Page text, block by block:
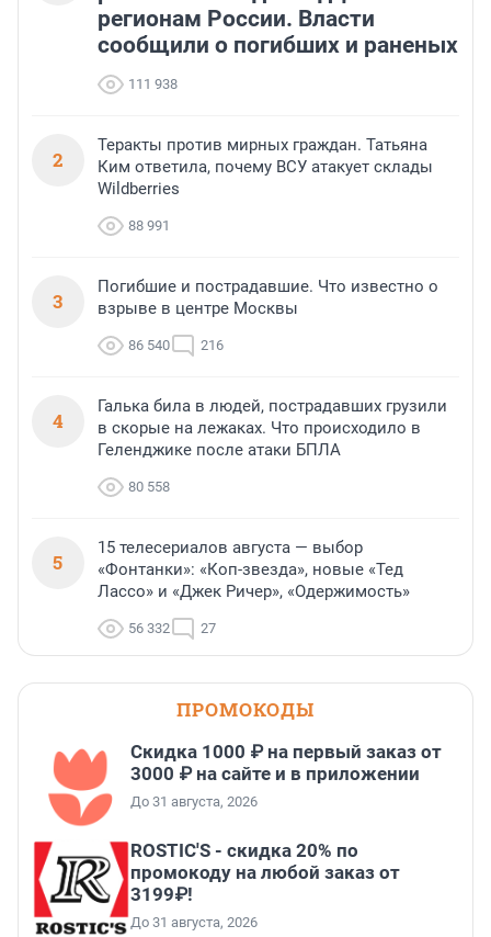
регионам России. Власти
сообщили о погибших и раненых
111 938
2
Теракты против мирных граждан. Татьяна
Ким ответила, почему ВСУ атакует склады
Wildberries
88 991
3
Погибшие и пострадавшие. Что известно о
взрыве в центре Москвы
86 540 216
4
Галька била в людей, пострадавших грузили
в скорые на лежаках. Что происходило в
Геленджике после атаки БПЛА
80 558
5
15 телесериалов августа — выбор
«Фонтанки»: «Коп-звезда», новые «Тед
Лассо» и «Джек Ричер», «Одержимость»
56 332 27
ПРОМОКОДЫ
Скидка 1000 ₽ на первый заказ от
3000 ₽ на сайте и в приложении
До 31 августа, 2026
ROSTIC'S - скидка 20% по
промокоду на любой заказ от
3199₽!
До 31 августа, 2026